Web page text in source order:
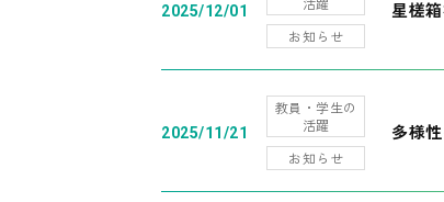
2025/12/01
お知らせ
星槎
2025/11/21
教員・学生の
活躍
お知らせ
多様